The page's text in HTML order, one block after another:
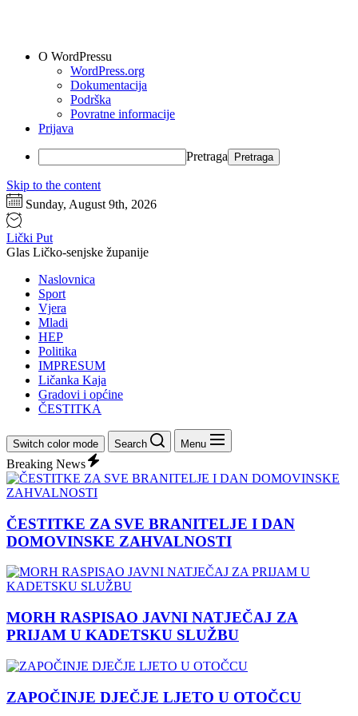
O WordPressu
WordPress.org
Dokumentacija
Podrška
Povratne informacije
Prijava
Pretraga
Skip to the content
Sunday, August 9th, 2026
Lički Put
Glas Ličko-senjske županije
Naslovnica
Sport
Vjera
Mladi
HEP
Politika
IMPRESUM
Ličanka Kaja
Gradovi i općine
ČESTITKA
Switch color mode Search Menu
Breaking News
ČESTITKE ZA SVE BRANITELJE I DAN
DOMOVINSKE ZAHVALNOSTI
MORH RASPISAO JAVNI NATJEČAJ ZA
PRIJAM U KADETSKU SLUŽBU
ZAPOČINJE DJEČJE LJETO U OTOČCU